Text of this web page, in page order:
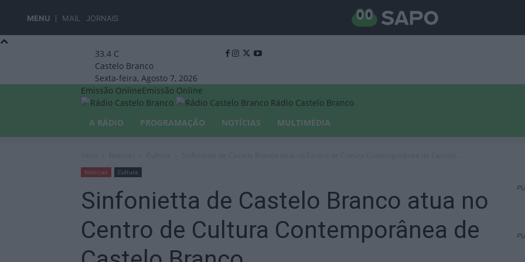
MENU MAIL JORNAIS
33.4 C
Castelo Branco
Sexta-feira, Agosto 7, 2026
Emissão OnlineEmissão Online
Rádio Castelo Branco
A RÁDIO
PROGRAMAÇÃO NOTÍCIAS MULTIMÉDIA
Notícias Cultura
Sinfonietta de Castelo Branco atua no
Centro de Cultura Contemporânea de